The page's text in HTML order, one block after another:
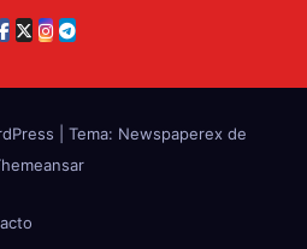
Tema: Newspaperex de